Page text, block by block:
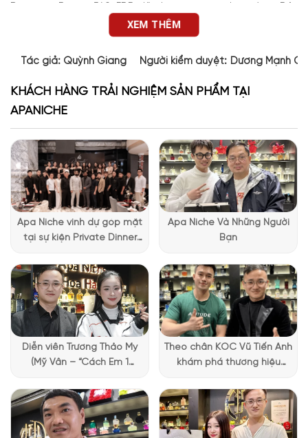
Baccarat Rouge 540 EDP đã được tung ra thị trường. Đây
được đánh giá là một trong những mẫu
được yêu thích nhất.
Các sản phẩm của thương hiệu nổi tiếng này nói chung hay
MFK 540 EDP nói riêng đều chú trọng việc để cho người dùng
cảm nhận vẻ đẹp thông qua mùi hương tinh tế bên trong.
Thiết kế chai nước hoa MFK 540 EDP
Nói là không quá chú trọng, nhưng thiết kế của chai nước hoa
XEM THÊM
Tác giả: Quỳnh Giang Người kiểm duyệt: Dương Mạnh
KHÁCH HÀNG TRẢI NGHIỆM SẢN PHẨM TẠI
APANICHE
Apa Niche vinh dự góp mặt
tại sự kiện Private Dinner
Vietnam
Apa Niche Và Những Người
Bạn
Diễn viên Trương Thảo My
(Mỹ Vân – “Cách Em 1
chia sẻ trải nghiệm chọn
nước hoa đầy thú vị
Theo chân KOC Vũ Tiến Anh
khám phá thương hiệu